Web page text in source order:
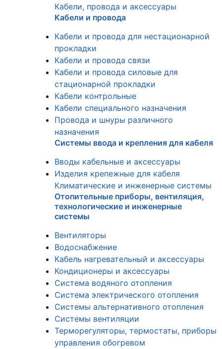
Кабели, провода и аксессуары
Кабели и провода
Кабели и провода для нестационарной
прокладки
Кабели и провода связи
Кабели и провода силовые для
стационарной прокладки
Кабели контрольные
Кабели специального назначения
Провода и шнуры различного
назначения
Системы ввода и крепления для кабеля
Вводы кабельные и аксессуары
Изделия крепежные для кабеля
Климатические и инженерные системы
Отопительные приборы, вентиляция,
технологические и инженерные
системы
Вентиляторы
Водоснабжение
Кабель нагревательный и аксессуары
Кондиционеры и аксессуары
Система водяного отопления
Система электрического отопления
Системы альтернативного отопления
Системы вентиляции
Терморегуляторы, термостаты, приборы
управления обогревом